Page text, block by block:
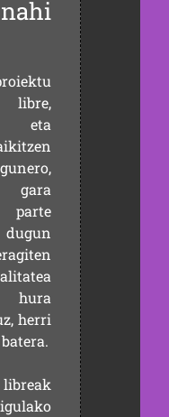
libre,
eta
hura
herri